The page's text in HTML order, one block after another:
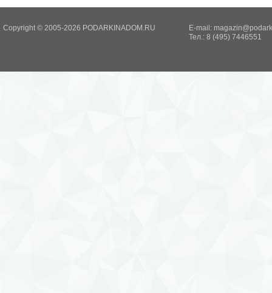
Copyright © 2005-2026 PODARKINADOM.RU E-mail:
Тел.: 8 (495) 7446551